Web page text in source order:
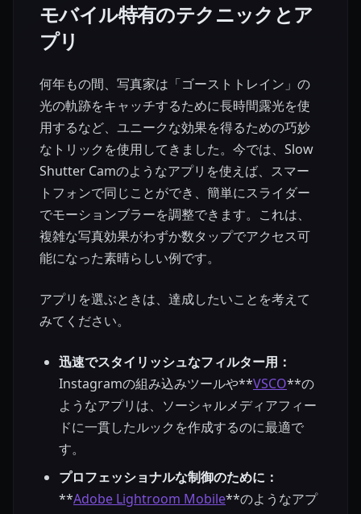
モバイル特有のテクニックとア
プリ
何年もの間、写真家は「ゴーストトレイン」の
光の軌跡をキャッチするために長時間露光を使
用するなど、ユニークな効果を得るための巧妙
なトリックを使用してきました。今では、Slow
Shutter Camのようなアプリを使えば、スマー
トフォンで同じことができ、簡単にスライダー
でモーションブラーを調整できます。これは、
複雑な写真効果がわずか数タップでアクセス可
能になった素晴らしい例です。
アプリを選ぶときは、達成したいことを考えて
みてください。
迅速でスタイリッシュなフィルター用：
Instagramの組み込みツールや**VSCO**の
ようなアプリは、ソーシャルメディアフィー
ドに一貫したルックを作成するのに最適で
す。
プロフェッショナルな制御のために：
**Adobe Lightroom Mobile**のようなアプ